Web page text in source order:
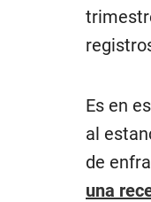
Es en
al
de
una